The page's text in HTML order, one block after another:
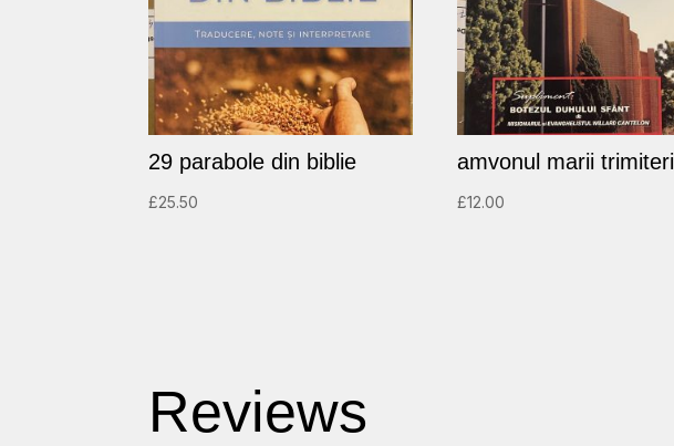
29 parabole din biblie
£25.50
amvonul marii trimiteri
£12.00
Reviews